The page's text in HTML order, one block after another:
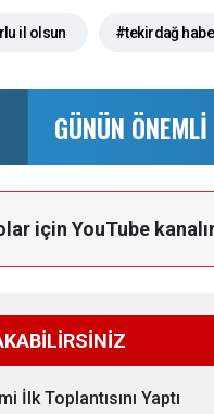
il olsun #tekirdağ
GÜNÜN
için YouTube
İlk Toplantısını Yaptı